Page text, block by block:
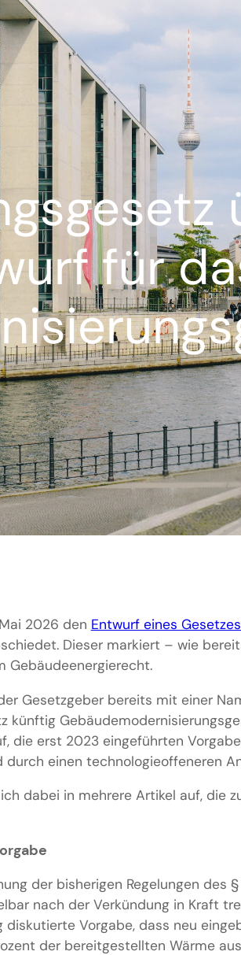
für
2026 den Entwurf eines
Dieser markiert – wie
Gebäudeenergierecht.
Gesetzgeber bereits mit einer
künftig
die erst 2023 eingeführten
durch einen technologieoffeneren
dabei in mehrere Artikel auf, die
der bisherigen Regelungen des §
nach der Verkündung in Kraft
Vorgabe, dass neu
der bereitgestellten Wärme